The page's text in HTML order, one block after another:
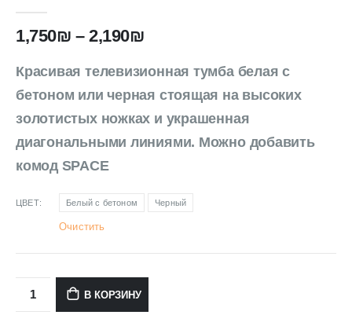
1,750₪ –2,190₪
Красивая телевизионная тумба белая с
бетоном или черная стоящая на высоких
золотистых ножках и украшенная
диагональными линиями. Можно добавить
комод SPACE
ЦВЕТ Белый с бетоном Черный
Очистить
В КОРЗИНУ